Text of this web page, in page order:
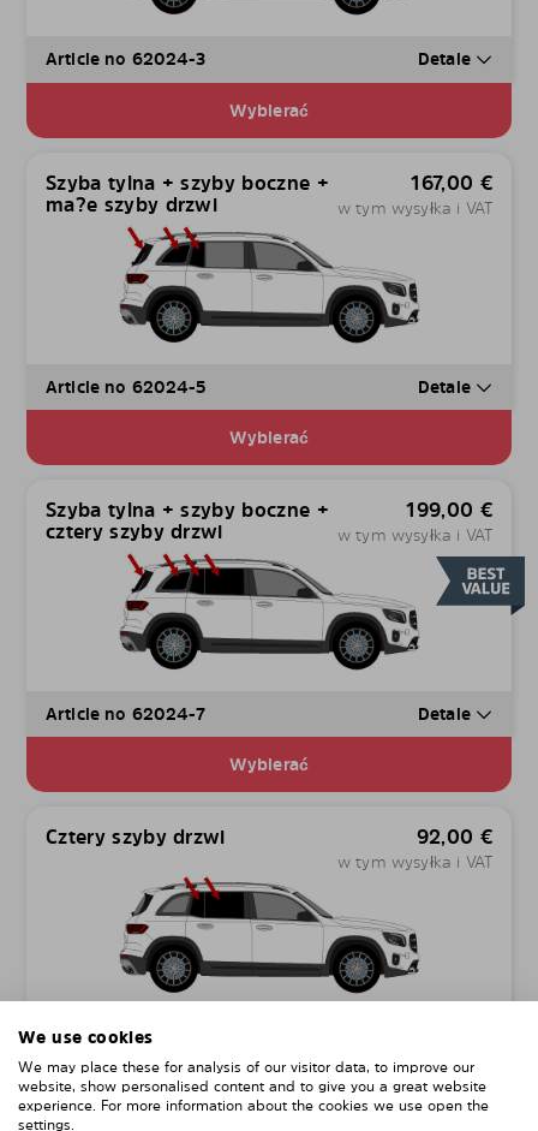
Article no 62024-3 Detale
Wybierać
Szyba tylna + szyby boczne +
ma?e szyby drzwi
167,00 €
w tym wysyłka i VAT
Article no 62024-5 Detale
Wybierać
Szyba tylna + szyby boczne +
cztery szyby drzwi
199,00 €
w tym wysyłka i VAT
Article no 62024-7 Detale
Wybierać
Cztery szyby drzwi 92,00 €
w tym wysyłka i VAT
Article no 62024-D
Wybierać
We use cookies
We may place these for analysis of our visitor data, to improve our
website, show personalised content and to give you a great website
experience. For more information about the cookies we use open the
settings.